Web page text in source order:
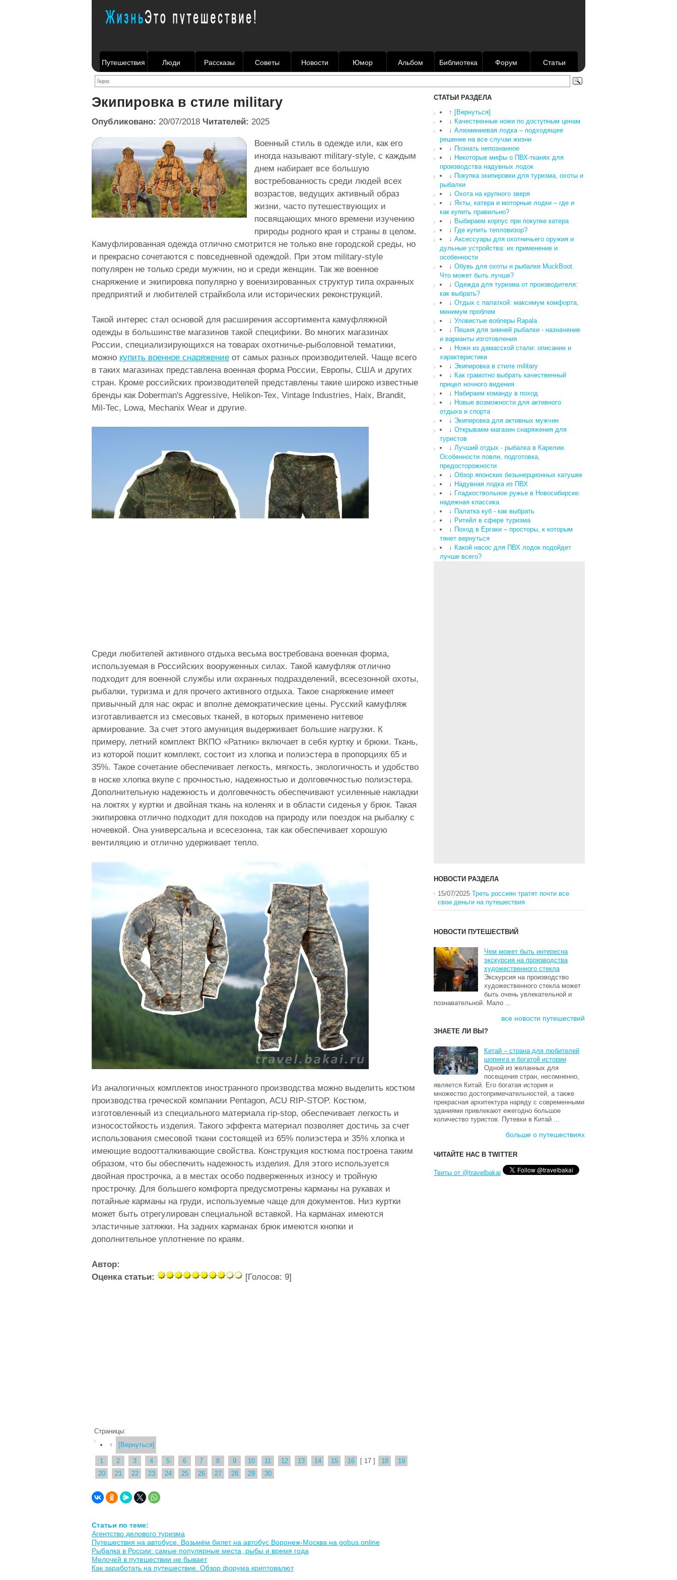
Путешествия Люди Рассказы Советы Новости Юмор Альбом Библиотека Форум Статьи
Экипировка в стиле military
Опубликовано: 20/07/2018 Читателей: 2025
Военный стиль в одежде или, как его
иногда называют military-style, с каждым
днем набирает все большую
востребованность среди людей всех
возрастов, ведущих активный образ
жизни, часто путешествующих и
посвящающих много времени изучению
природы родного края и страны в целом.
Камуфлированная одежда отлично смотрится не только вне городской среды, но
и прекрасно сочетаются с повседневной одеждой. При этом military-style
популярен не только среди мужчин, но и среди женщин. Так же военное
снаряжение и экипировка популярно у военизированных структур типа охранных
предприятий и любителей страйкбола или исторических реконструкций.
Такой интерес стал основой для расширения ассортимента камуфляжной
одежды в большинстве магазинов такой специфики. Во многих магазинах
России, специализирующихся на товарах охотничье-рыболовной тематики,
можно купить военное снаряжение от самых разных производителей. Чаще всего
в таких магазинах представлена военная форма России, Европы, США и других
стран. Кроме российских производителей представлены такие широко известные
бренды как Doberman's Aggressive, Helikon-Tex, Vintage Industries, Haix, Brandit,
Mil-Tec, Lowa, Mechanix Wear и другие.
Среди любителей активного отдыха весьма востребована военная форма,
используемая в Российских вооруженных силах. Такой камуфляж отлично
подходит для военной службы или охранных подразделений, всесезонной охоты,
рыбалки, туризма и для прочего активного отдыха. Такое снаряжение имеет
привычный для нас окрас и вполне демократические цены. Русский камуфляж
изготавливается из смесовых тканей, в которых применено нитевое
армирование. За счет этого амуниция выдерживает большие нагрузки. К
примеру, летний комплект ВКПО «Ратник» включает в себя куртку и брюки. Ткань,
из которой пошит комплект, состоит из хлопка и полиэстера в пропорциях 65 и
35%. Такое сочетание обеспечивает легкость, мягкость, экологичность и удобство
в носке хлопка вкупе с прочностью, надежностью и долговечностью полиэстера.
Дополнительную надежность и долговечность обеспечивают усиленные накладки
на локтях у куртки и двойная ткань на коленях и в области сиденья у брюк. Такая
экипировка отлично подходит для походов на природу или поездок на рыбалку с
ночевкой. Она универсальна и всесезонна, так как обеспечивает хорошую
вентиляцию и отлично удерживает тепло.
Из аналогичных комплектов иностранного производства можно выделить костюм
производства греческой компании Pentagon, ACU RIP-STOP. Костюм,
изготовленный из специального материала rip-stop, обеспечивает легкость и
износостойкость изделия. Такого эффекта материал позволяет достичь за счет
использования смесовой ткани состоящей из 65% полиэстера и 35% хлопка и
имеющие водоотталкивающие свойства. Конструкция костюма построена таким
образом, что бы обеспечить надежность изделия. Для этого используется
двойная прострочка, а в местах особо подверженных износу и тройную
прострочку. Для большего комфорта предусмотрены карманы на рукавах и
потайные карманы на груди, используемые чаще для документов. Низ куртки
может быть отрегулирован специальной вставкой. На карманах имеются
эластичные затяжки. На задних карманах брюк имеются кнопки и
дополнительное уплотнение по краям.
Автор:
Оценка статьи:
[Голосов: 9]
Страницы:
↑
[Вернуться]
1 2 3 4 5 6 7 8 9 10 11 12 13 14 15 16 [ 17 ] 18
19
20
21 22 23 24 25 26 27 28 29 30
Статьи по теме:
Агентство делового туризма
Путешествия на автобусе. Возьмём билет на автобус Воронеж-Москва на gobus.online
Рыбалка в России: самые популярные места, рыбы и время года
Мелочей в путешествии не бывает
Как заработать на путешествие. Обзор форума криптовалют
СТАТЬИ РАЗДЕЛА
↑ [Вернуться]
↓ Качественные ножи по доступным ценам
↓ Алюминиевая лодка – подходящее
решение на все случаи жизни
↓ Познать непознанное
↓ Некоторые мифы о ПВХ-тканях для
производства надувных лодок
↓ Покупка экипировки для туризма, охоты и
рыбалки
↓ Охота на крупного зверя
↓ Яхты, катера и моторные лодки – где и
как купить правильно?
↓ Выбираем корпус при покупке катера
↓ Где купить тепловизор?
↓ Аксессуары для охотничьего оружия и
дульные устройства: их применение и
особенности
↓ Обувь для охоты и рыбалки MuckBoot.
Что может быть лучше?
↓ Одежда для туризма от производителя:
как выбрать?
↓ Отдых с палаткой: максимум комфорта,
минимум проблем
↓ Уловистые воблеры Rapala
↓ Пешня для зимней рыбалки - назначение
и варианты изготовления
↓ Ножи из дамасской стали: описание и
характеристики
↓ Экипировка в стиле military
↓ Как грамотно выбрать качественный
прицел ночного видения
↓ Набираем команду в поход
↓ Новые возможности для активного
отдыха и спорта
↓ Экипировка для активных мужчин
↓ Открываем магазин снаряжения для
туристов
↓ Лучший отдых - рыбалка в Карелии.
Особенности ловли, подготовка,
предосторожности
↓ Обзор японских безынерционных катушек
↓ Надувная лодка из ПВХ
↓ Гладкоствольное ружье в Новосибирске:
надежная классика
↓ Палатка куб - как выбрать
↓ Ритейл в сфере туризма
↓ Поход в Ергаки – просторы, к которым
тянет вернуться
↓ Какой насос для ПВХ лодок подойдет
лучше всего?
НОВОСТИ РАЗДЕЛА
15/07/2025 Треть россиян тратят почти все
свои деньги на путешествия
НОВОСТИ ПУТЕШЕСТВИЙ
Чем может быть интересна
экскурсия на производства
художественного стекла
Экскурсия на производство
художественного стекла может
быть очень увлекательной и
познавательной. Мало ...
все новости путешествий
ЗНАЕТЕ ЛИ ВЫ?
Китай – страна для любителей
шопинга и богатой истории
Одной из желанных для
посещения стран, несомненно,
является Китай. Его богатая история и
множество достопримечательностей, а также
прекрасная архитектура наряду с современными
зданиями привлекают ежегодно большое
количество туристов. Путевки в Китай ...
больше о путешествиях
ЧИТАЙТЕ НАС В TWITTER
Твиты от @travelbakai